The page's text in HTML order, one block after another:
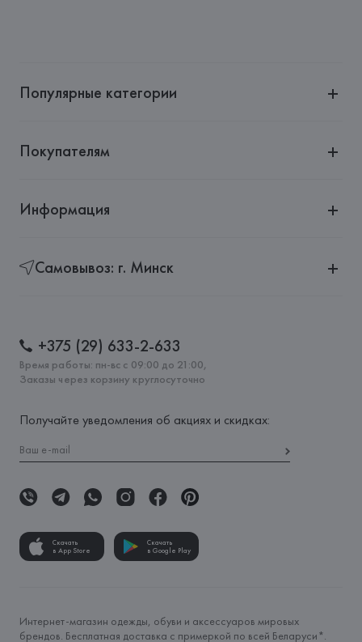
Популярные категории
Покупателям
Информация
Самовывоз: г. Минск
+375 (29) 633-2-633
Время работы: пн-вс с 09:00 до 21:00,
Заказы через корзину круглосуточно
Получайте уведомления об акциях и скидках:
Скачать
в App Store
Скачать
в Google Play
Интернет-магазин одежды, обуви и аксессуаров мировых
брендов. Бесплатная доставка с примеркой по всей Беларуси*.